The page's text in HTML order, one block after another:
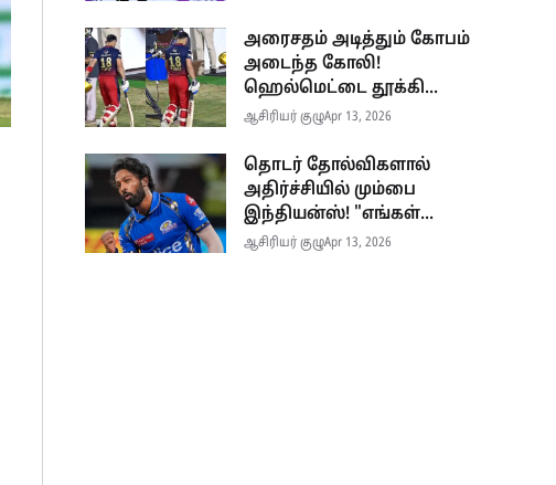
அரைசதம் அடித்தும் கோபம்
அடைந்த கோலி!
ஹெல்மெட்டை தூக்கி...
ஆசிரியர் குழுApr 13, 2026
தொடர் தோல்விகளால்
அதிர்ச்சியில் மும்பை
இந்தியன்ஸ்! "எங்கள்...
ஆசிரியர் குழுApr 13, 2026